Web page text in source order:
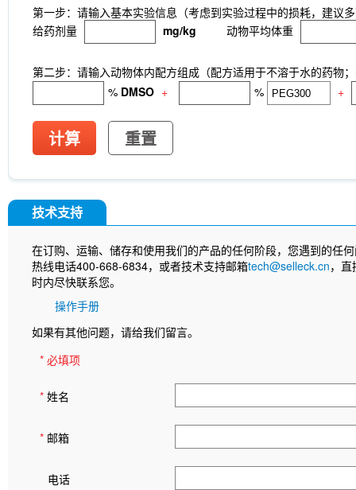
CD62p)
Samrotamab (Anti-LRRC15 / LIB)
(Anti-Sortilin / SORT1)
Anti-mouse Ly6G/Ly6C
Anti-rat Kappa Immunoglobulin Light
[B12L19]
CNPase Antibody (Rabbit mAb)
(Rabbit mAb) [J23P13]
Cytokeratin 17
(Rabbit mAb) [A17G4]
NDUFB8 Antibody
Antibody (Rabbit mAb) [G24G18]
(Rabbit mAb) [P21B22]
independent) Antibody (Rabbit mAb) [E19P8]
[N21E20]
MCM5 Antibody (Rabbit mAb)
8C5]
(Mouse mAb) [B10D23]
Estrogen Related
第一步：请输入基本实验信息（考虑到实验过程中的损耗，建议
给药剂量
mg/kg 动物平均体重
第二步：请输入动物体内配方组成（配方适用于不溶于水的药物
% DMSO + % +
计算 重置
技术支持
在订购、运输、储存和使用我们的产品的任何阶段，您遇到的任
热线电话400-668-6834，或者技术支持邮箱tech@selleck.cn，
时内尽快联系您。
操作手册
如果有其他问题，请给我们留言。
* 必填项
* 姓名
* 邮箱
电话